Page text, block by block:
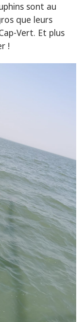
sont au
que leurs
Vert. Et plus
!